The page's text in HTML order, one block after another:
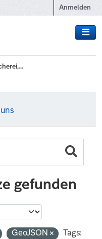
Anmelden
gefunden
GeoJSON
Tags: